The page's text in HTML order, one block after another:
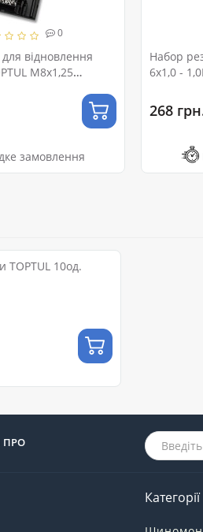
0
відновлення
М8х1,25
замовлення
Набор
6x1,0 -
268
TOPTUL 10од.
ПРО
Категорії